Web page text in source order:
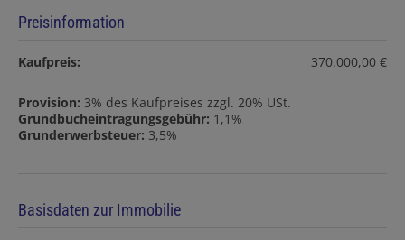
Preisinformation
Kaufpreis: 370.000,00 €
Provision: 3% des Kaufpreises zzgl. 20% USt.
Grundbucheintragungsgebühr: 1,1%
Grunderwerbsteuer: 3,5%
Basisdaten zur Immobilie